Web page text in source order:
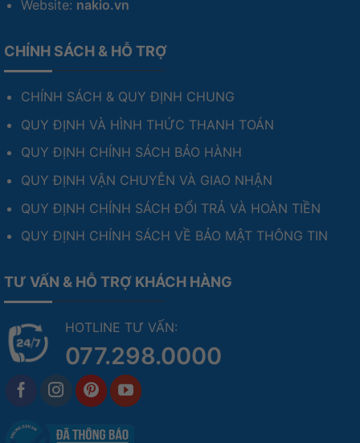
Website: nakio.vn
CHÍNH SÁCH & HỖ TRỢ
CHÍNH SÁCH & QUY ĐỊNH CHUNG
QUY ĐỊNH VÀ HÌNH THỨC THANH TOÁN
QUY ĐỊNH CHÍNH SÁCH BẢO HÀNH
QUY ĐỊNH VẬN CHUYỄN VÀ GIAO NHẬN
QUY ĐỊNH CHÍNH SÁCH ĐỔI TRẢ VÀ HOÀN TIỀN
QUY ĐỊNH CHÍNH SÁCH VỀ BẢO MẬT THÔNG TIN
TƯ VẤN & HỖ TRỢ KHÁCH HÀNG
HOTLINE TƯ VẤN:
077.298.0000